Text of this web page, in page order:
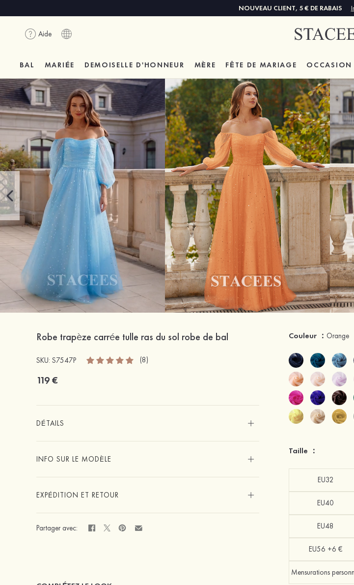
NOUVEAU CLIENT, 5 € DE RABAIS
Aide
BAL MARIÉE DEMOISELLE D'HONNEUR MÈRE FÊTE DE MARIAGE OCCASION
Robe trapèze carrée tulle ras du sol robe de bal
SKU: S7547P (8)
119 €
DÉTAILS
INFO SUR LE MODÈLE
EXPÉDITION ET RETOUR
Partager avec:
Couleur ：Orange
Taille ：
EU32
EU40
EU48
EU56 +6 €
Mensurations